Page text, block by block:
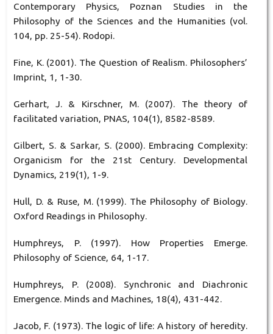
Contemporary Physics, Poznan Studies in the
Philosophy of the Sciences and the Humanities (vol.
104, pp. 25-54). Rodopi.
Fine, K. (2001). The Question of Realism. Philosophers’
Imprint, 1, 1-30.
Gerhart, J. & Kirschner, M. (2007). The theory of
facilitated variation, PNAS, 104(1), 8582-8589.
Gilbert, S. & Sarkar, S. (2000). Embracing Complexity:
Organicism for the 21st Century. Developmental
Dynamics, 219(1), 1-9.
Hull, D. & Ruse, M. (1999). The Philosophy of Biology.
Oxford Readings in Philosophy.
Humphreys, P. (1997). How Properties Emerge.
Philosophy of Science, 64, 1-17.
Humphreys, P. (2008). Synchronic and Diachronic
Emergence. Minds and Machines, 18(4), 431-442.
Jacob, F. (1973). The logic of life: A history of heredity.